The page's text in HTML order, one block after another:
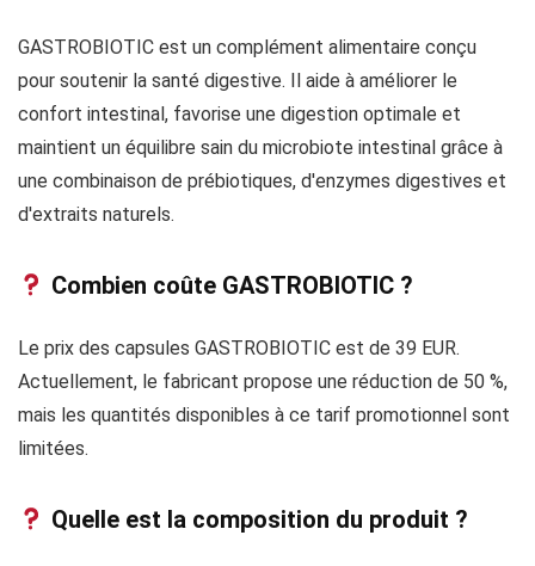
GASTROBIOTIC est un complément alimentaire conçu
pour soutenir la santé digestive. Il aide à améliorer le
confort intestinal, favorise une digestion optimale et
maintient un équilibre sain du microbiote intestinal grâce à
une combinaison de prébiotiques, d'enzymes digestives et
d'extraits naturels.
Combien coûte GASTROBIOTIC ?
Le prix des capsules GASTROBIOTIC est de 39 EUR.
Actuellement, le fabricant propose une réduction de 50 %,
mais les quantités disponibles à ce tarif promotionnel sont
limitées.
Quelle est la composition du produit ?